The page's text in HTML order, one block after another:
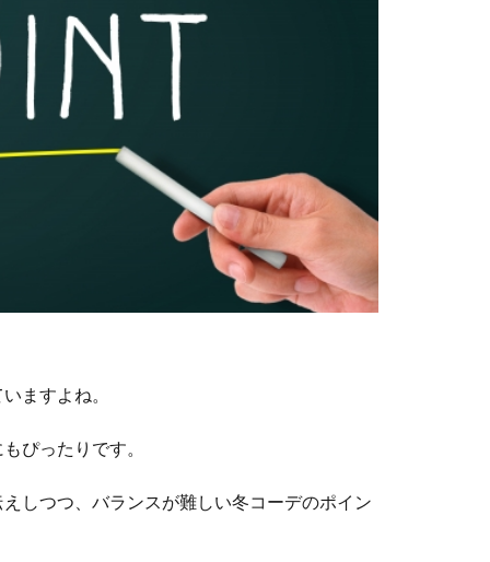
ますよね。
ぴったりです。
しつつ、バランスが難しい冬コーデのポイン